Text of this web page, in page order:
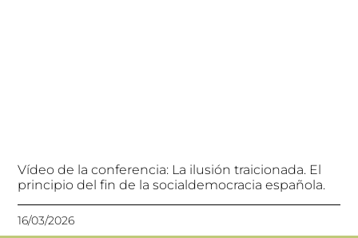
Vídeo de la conferencia: La ilusión traicionada. El
principio del fin de la socialdemocracia española.
16/03/2026